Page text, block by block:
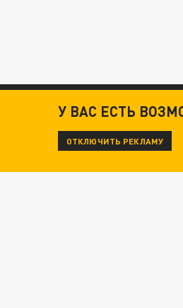
У ВАС ЕСТЬ
ОТКЛЮЧИТЬ РЕКЛАМУ